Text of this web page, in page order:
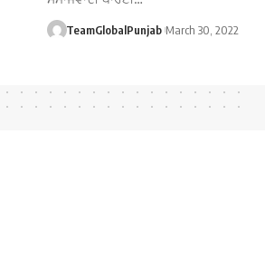
TeamGlobalPunjab March 30, 2022